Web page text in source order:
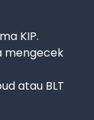
KIP.
mengecek
atau BLT